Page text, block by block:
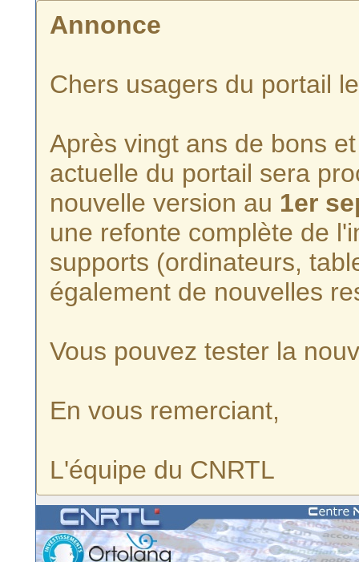
Annonce
Chers usagers du portail
Après vingt ans de bons
actuelle du portail sera
nouvelle version au 1er
une refonte complète de
supports (ordinateurs,
également de nouvelles
Vous pouvez tester la
En vous remerciant,
L'équipe du CNRTL